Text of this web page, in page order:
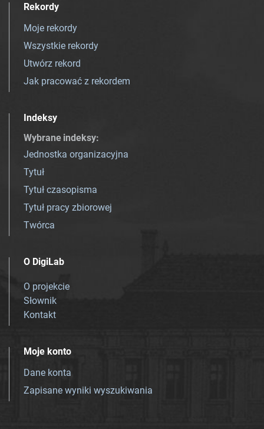
Rekordy
Moje rekordy
Wszystkie rekordy
Utwórz rekord
Jak pracować z rekordem
Indeksy
Wybrane indeksy:
Jednostka organizacyjna
Tytuł
Tytuł czasopisma
Tytuł pracy zbiorowej
Twórca
O DigiLab
O projekcie
Słownik
Kontakt
Moje konto
Dane konta
Zapisane wyniki wyszukiwania